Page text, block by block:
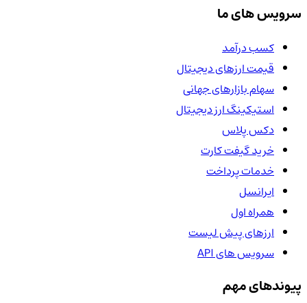
سرویس های ما
کسب درآمد
قیمت ارزهای دیجیتال
سهام بازارهای جهانی
استیکینگ ارز دیجیتال
دکس پلاس
خرید گیفت کارت
خدمات پرداخت
ایرانسل
همراه اول
ارزهای پیش لیست
سرویس های API
پیوندهای مهم